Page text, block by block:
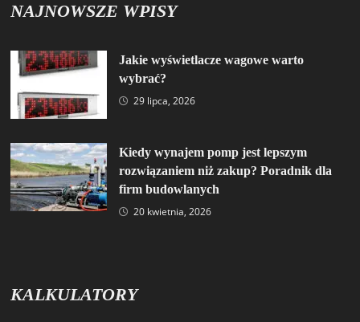
NAJNOWSZE WPISY
Jakie wyświetlacze wagowe warto
wybrać?
29 lipca, 2026
Kiedy wynajem pomp jest lepszym
rozwiązaniem niż zakup? Poradnik dla
firm budowlanych
20 kwietnia, 2026
KALKULATORY